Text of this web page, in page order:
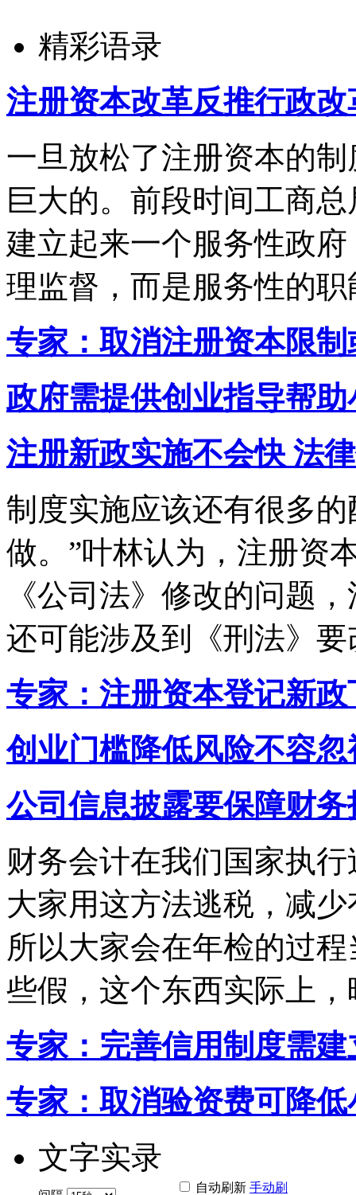
精彩语录
注册资本改革反推行政
一旦放松了注册资本的
巨大的。前段时间工商
建立起来一个服务性政
理监督，而是服务性的职
专家：取消注册资本限
政府需提供创业指导帮
注册新政实施不会快 法
制度实施应该还有很多
做。”叶林认为，注册资
《公司法》修改的问题
还可能涉及到《刑法》要
专家：注册资本登记新
创业门槛降低风险不容
公司信息披露要保障财
财务会计在我们国家执
大家用这方法逃税，减
所以大家会在年检的过
些假，这个东西实际上
专家：完善信用制度需
专家：取消验资费可降
文字实录
自动刷新 手动刷